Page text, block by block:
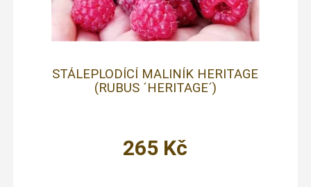
STÁLEPLODÍCÍ MALINÍK HERITAGE
(RUBUS ´HERITAGE´)
265 Kč